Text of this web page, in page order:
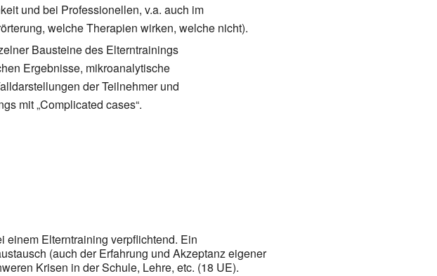
und bei Professionellen, v.a. auch im
welche Therapien wirken, welche nicht).
Bausteine des Elterntrainings
Ergebnisse, mikroanalytische
der Teilnehmer und
mit „Complicated cases“.
einem Elterntraining verpflichtend. Ein
(auch der Erfahrung und Akzeptanz eigener
Krisen in der Schule, Lehre, etc. (18 UE).